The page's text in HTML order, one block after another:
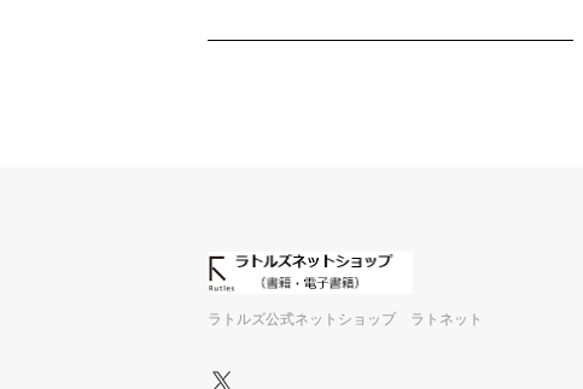
ラトルズ公式ネットショップ ラトネット